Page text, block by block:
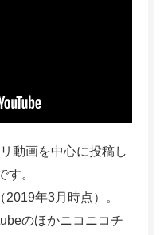
動画を中心に投稿し
す。
年3月時点）。
のほかニコニコチ